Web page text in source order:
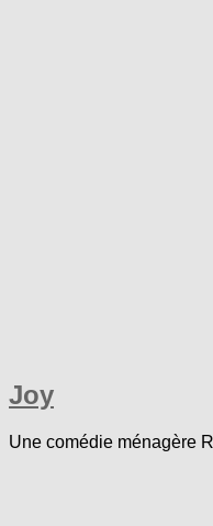
Joy
Une comédie ménagère